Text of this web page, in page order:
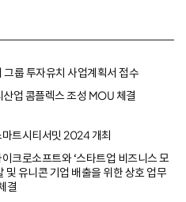
그룹 투자유치 사업계획서 접수
업 콤플렉스 조성 MOU 체결
마트시티서밋 2024 개최
크로소프트와 ‘스타트업 비즈니스 모
및 유니콘 기업 배출을 위한 상호 업무
결